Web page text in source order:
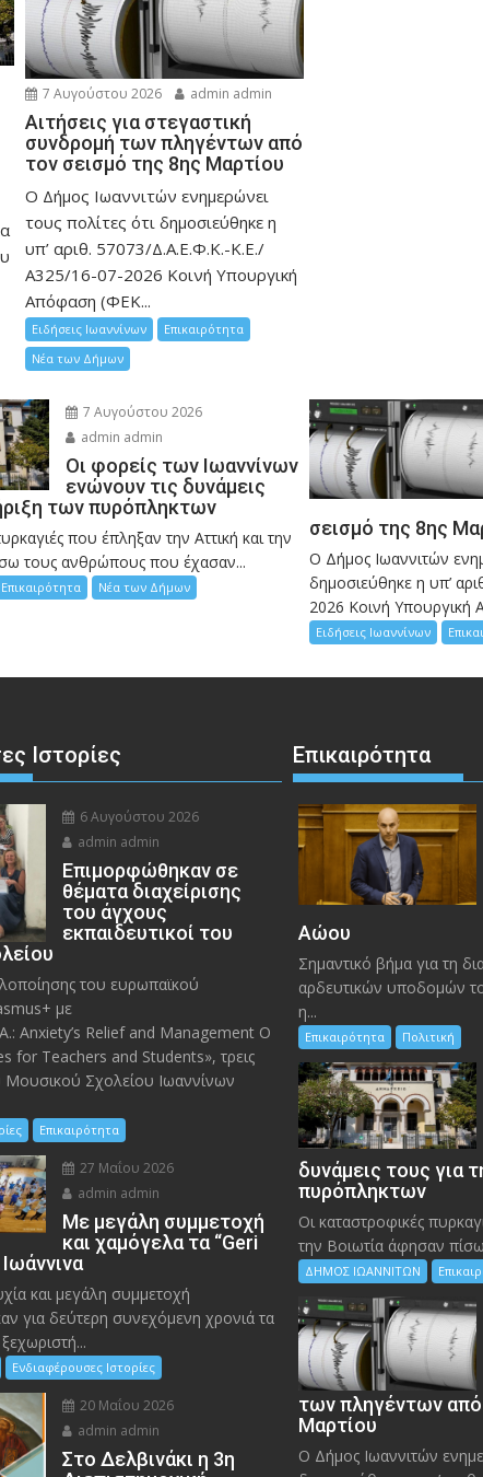
7 Αυγούστου 2026 admin admin
Αιτήσεις για στεγαστική
συνδρομή των πληγέντων από
τον σεισμό της 8ης Μαρτίου
Ο Δήμος Ιωαννιτών ενημερώνει
τους πολίτες ότι δημοσιεύθηκε η
υπ’ αριθ. 57073/Δ.Α.Ε.Φ.Κ.-Κ.Ε./
Α325/16-07-2026 Κοινή Υπουργική
Απόφαση (ΦΕΚ...
Ειδήσεις Ιωαννίνων
Επικαιρότητα
Νέα των Δήμων
7 Αυγούστου 2026
admin admin
Οι φορείς των Ιωαννίνων
ενώνουν τις δυνάμεις
των πυρόπληκτων
που έπληξαν την Αττική και την
τους ανθρώπους που έχασαν...
Επικαιρότητα Νέα των Δήμων
σεισμό της 8ης
Ο Δήμος Ιωαννιτών
δημοσιεύθηκε η υπ’
2026 Κοινή
Ειδήσεις Ιωαννίνων
Ιστορίες
6 Αυγούστου 2026
admin admin
Eπιμορφώθηκαν σε
θέματα διαχείρισης
του άγχους
εκπαιδευτικοί του
του ευρωπαϊκού
με
Anxiety’s Relief and Management O
for Teachers and Students», τρεις
Μουσικού Σχολείου Ιωαννίνων
Επικαιρότητα
27 Μαΐου 2026
admin admin
Με μεγάλη συμμετοχή
και χαμόγελα τα “Geri
και μεγάλη συμμετοχή
για δεύτερη συνεχόμενη χρονιά τα
Ενδιαφέρουσες Ιστορίες
20 Μαΐου 2026
admin admin
Στο Δελβινάκι η 3η
Επικαιρότητα
Αώου
Σημαντικό βήμα για τη
αρδευτικών υποδομών
η...
Επικαιρότητα Πολιτική
δυνάμεις τους για
πυρόπληκτων
Οι καταστροφικές
την Bοιωτία άφησαν
ΔΗΜΟΣ ΙΩΑΝΝΙΤΩΝ
των πληγέντων από
Μαρτίου
Ο Δήμος Ιωαννιτών